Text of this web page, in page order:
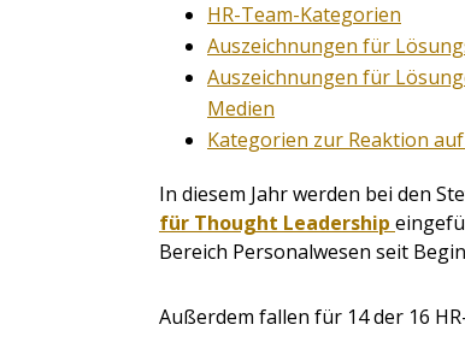
HR-Team-Kategorien
Auszeichnungen für
Auszeichnungen für
Medien
Kategorien zur Reaktion auf
In diesem Jahr werden bei den
für Thought Leadership
Bereich Personalwesen seit
Außerdem fallen für 14 der 16